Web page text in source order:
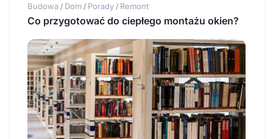
Budowa / Dom / Porady / Remont
Co przygotować do ciepłego montażu okien?